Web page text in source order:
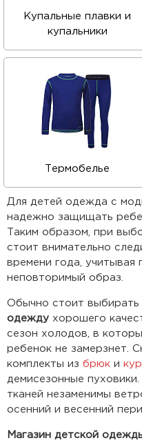
Купальные плавки и
купальники
Термобелье
Для детей одежда с
надежно защищать
Таким образом, при
стоит внимательно
времени года,
неповторимый образ.
Обычно стоит
одежду хорошего
сезон холодов, в
ребенок не замерзнет.
комплекты из брюк и
демисезонные
тканей незаменимы
осенний и весенний
Магазин детской